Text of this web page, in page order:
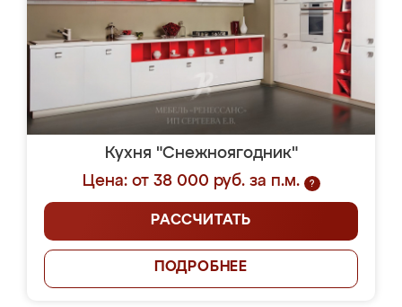
Кухня "Снежноягодник"
Цена: от 38 000 руб. за п.м.
?
РАССЧИТАТЬ
ПОДРОБНЕЕ